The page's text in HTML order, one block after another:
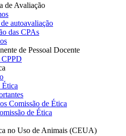
de Avaliação
autoavaliação
das CPAs
de Pessoal Docente
CPPD
Comissão de Ética
de Ética
no Uso de Animais (CEUA)